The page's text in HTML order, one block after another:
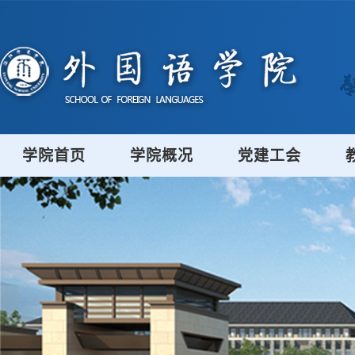
学院首页 学院概况 党建工会